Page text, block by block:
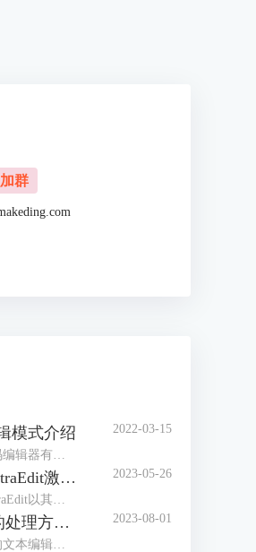
群
模式介绍
UltraEdit作为一款文本代码编辑器有着众多的编辑功能，它的十六进制编辑模式可以说是其核心竞争力，毕竟拥有十六进制编辑功能的编辑器屈指可数。但十六进制编辑不同于普通的编辑，有着很多晦涩之处，初次接触很难掌握用法，所以做个简介是有必要的。
2022-03-15
UltraEdit激活过程 UltraEdit激活许可证怎么获得
在众多文本编辑器中，UltraEdit以其强大的编辑功能和高度的定制性受到了广大用户的欢迎。然而，许多初次使用UltraEdit的用户，对UltraEdit激活过程以及UltraEdit激活许可证怎么获得这两个问题可能令人感到困惑。为了解答这些疑问，本文将详细介绍UltraEdit的激活过程，以及如何获取UltraEdit的激活许可证。
2023-05-26
UE编辑器出现乱码的处理方法 解决UltraEdit中文乱码问题
UltraEdit是一款功能强大的文本编辑器，广泛应用于程序员、网站开发人员和其他文本处理人员的日常工作中。然而，在使用UltraEdit编辑文本时，有时会出现中文乱码的问题，这会严重影响我们的工作效率。本文将介绍UE编辑器中文乱码的处理方法，帮助用户解决中文乱码问题，确保正常编辑和处理中文文本。
2023-08-01